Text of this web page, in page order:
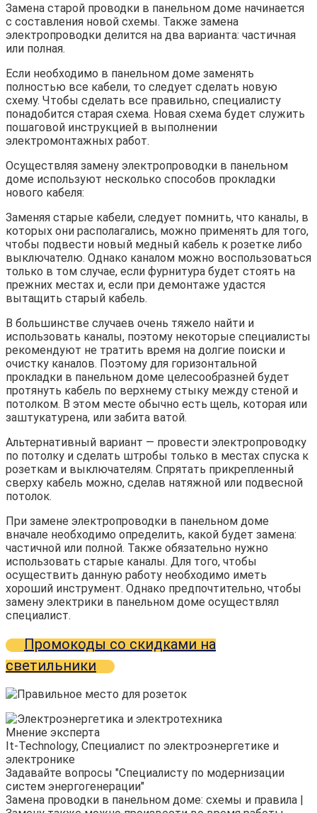
Замена старой проводки в панельном доме начинается
с составления новой схемы. Также замена
электропроводки делится на два варианта: частичная
или полная.
Если необходимо в панельном доме заменять
полностью все кабели, то следует сделать новую
схему. Чтобы сделать все правильно, специалисту
понадобится старая схема. Новая схема будет служить
пошаговой инструкцией в выполнении
электромонтажных работ.
Осуществляя замену электропроводки в панельном
доме используют несколько способов прокладки
нового кабеля:
Заменяя старые кабели, следует помнить, что каналы, в
которых они располагались, можно применять для того,
чтобы подвести новый медный кабель к розетке либо
выключателю. Однако каналом можно воспользоваться
только в том случае, если фурнитура будет стоять на
прежних местах и, если при демонтаже удастся
вытащить старый кабель.
В большинстве случаев очень тяжело найти и
использовать каналы, поэтому некоторые специалисты
рекомендуют не тратить время на долгие поиски и
очистку каналов. Поэтому для горизонтальной
прокладки в панельном доме целесообразней будет
протянуть кабель по верхнему стыку между стеной и
потолком. В этом месте обычно есть щель, которая или
заштукатурена, или забита ватой.
Альтернативный вариант — провести электропроводку
по потолку и сделать штробы только в местах спуска к
розеткам и выключателям. Спрятать прикрепленный
сверху кабель можно, сделав натяжной или подвесной
потолок.
При замене электропроводки в панельном доме
вначале необходимо определить, какой будет замена:
частичной или полной. Также обязательно нужно
использовать старые каналы. Для того, чтобы
осуществить данную работу необходимо иметь
хороший инструмент. Однако предпочтительно, чтобы
замену электрики в панельном доме осуществлял
специалист.
Промокоды со скидками на
светильники
Мнение эксперта
It-Technology, Cпециалист по электроэнергетике и
электронике
Задавайте вопросы "Специалисту по модернизации
систем энергогенерации"
Замена проводки в панельном доме: схемы и правила |